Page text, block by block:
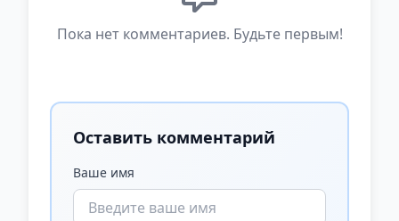
Пока нет комментариев. Будьте первым!
Оставить комментарий
Ваше имя